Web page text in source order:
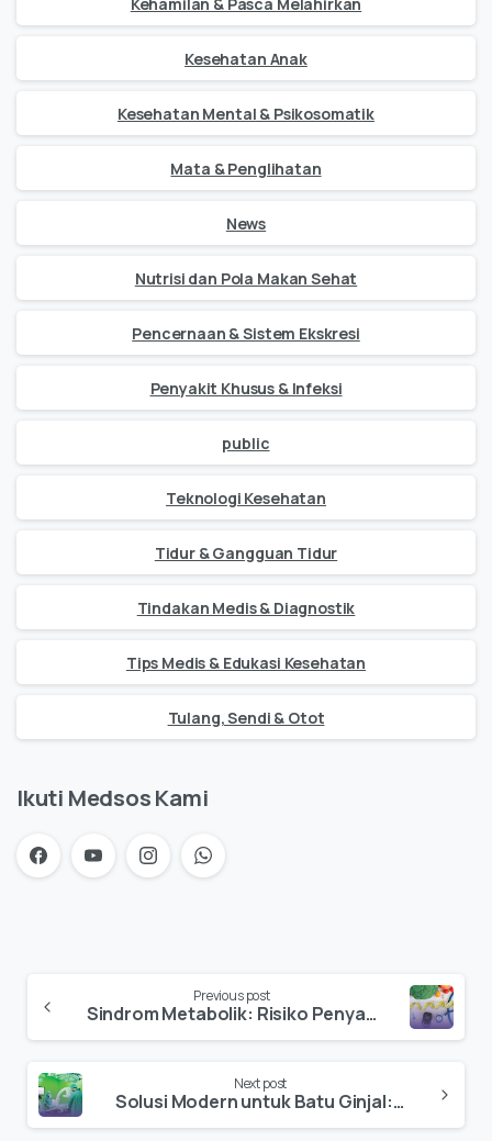
Kesehatan Anak
Kesehatan Mental & Psikosomatik
Mata & Penglihatan
News
Nutrisi dan Pola Makan Sehat
Pencernaan & Sistem Ekskresi
Penyakit Khusus & Infeksi
public
Teknologi Kesehatan
Tidur & Gangguan Tidur
Tindakan Medis & Diagnostik
Tips Medis & Edukasi Kesehatan
Tulang, Sendi & Otot
Ikuti Medsos Kami
Previous post
Sindrom Metabolik: Risiko Penyakit Kronis yang Harus Diwaspadai
Next post
Solusi Modern untuk Batu Ginjal: Teknik PCNL yang Efektif